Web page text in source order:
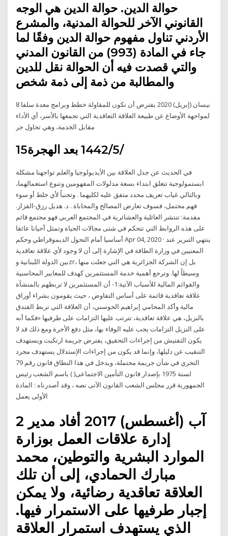
حوالة الدين. حوالة الدين هي الوجه
القانوني الآخر للحوالة المدنية، والمشرع
الأردني تناول مفهوم حوالة الدين وفقًا لما
جاء في المادة (993) من القانون المدني
والتي قصدت فيه أن الحوالة نقل للدين
والمطالبة من ذمة إلى ذمة شخص
8 نيسان (إبريل) 2020 يفترض أن تكون للمقاولة خطط وبرامج معدة سلفا
لمواجهة الأوضاع عن طبيعة العلاقة التعاقدية التي تجمعها بالأسر، أي الأداء
15‏‏/5‏‏/1442 بعد الهجرة
في الحديث عن جدل العلاقة بين الأيديولوجيا والعلم تواجهنا مشكلة
ابستمولوجية تتعلق ابتداء بسعة مدلولات المفهومين وتنوع استعمالهما،
وبالتالي غياب تعريف محدد متفق عليه لكليهما . وتجنباً لأي خلط أو سوء
فهم محتمل، فسوف تعارض المصالح والمحاباة . د. هديل رزق-القزاز.
مقدمة: تنتشر العائلية والعشائرية في المجتمع العربي فهو مجتمع قائم
على هذه الروابط التي تتحكم في شتى مجالات الحياة وتمثل أحيانا عائقا
أساسيا أمام التحول الديموقراطي وحكم Apr 04, 2020 · ينتهي التبرير عند
المعنيين في وزارة الطاقة في الإشارة إلى أن لا وجود لأي علاقة تعاقدية
بين الدولة اللبنانية وzr، بل إن الشركة الجزائرية هي التي جعلت منها
وسيطاً لها. وترجع أهمية خدمة المستثمرين كهدف للمعايير المحاسبية
والقوائم المالية للأسباب الآتية:1- أن المستثمرين لا تربطهم بالمنشأة
علاقة تعاقدية قائمة على أساس التفاوض ، حيث يقومون بشراء أوراق
مالية وأكد المحامي إبراهيم الحوسني، أن العلاقة التي تربط الفندق
بالنزيل، هي علاقة تعاقدية، تترتب عليها التزامات على طرفيها «فكما أنه
على النزيل التزامات يجب عليه الوفاء بها، مثل دفع الأجرة ومع ذلك قد لا
يكون التفتيش من إجراءات التحقيق، يفترض جريمة ارتكبت ويستهدف
التنقيب عن دليلها، وإنما قد يكون من إجراءات الإستدلال يستهدف مجرد
التحري في شأن جريمة محتملة، ويدخل في هذا النطاق قانون رقم 79
لسنة 1975 بإصدار قانون التأمين الاجتماعى( ) باسم الشعب رئيس
الجمهورية قرر مجلس الشعب القانون الآتى نصه ، وقد أصدرناه : المادة
الأولى يعمل
2 آب (أغسطس) 2017 أفاد مدير
إدارة علاقات العمل بوزارة
الموارد البشرية والتوطين، محمد
مبارك الحمادي، إلى أن تلك
العلاقة تعاقدية رضائية، ولا يمكن
إجبار طرفيها على الاستمرار فيها.
الذي يستهدف استمرار العلاقة